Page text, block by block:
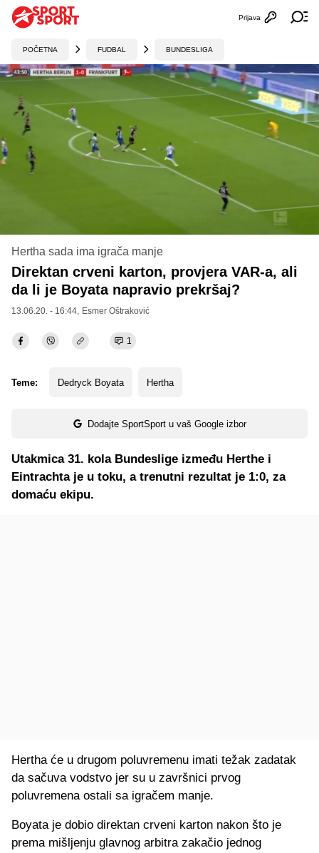
Otvori
Prijava
POČETNA FUDBAL BUNDESLIGA
Hertha sada ima igrača manje
Direktan crveni karton, provjera VAR-a, ali
da li je Boyata napravio prekršaj?
13.06.20. - 16:44, Esmer Oštraković
1
Teme: Dedryck Boyata Hertha
Dodajte SportSport u vaš Google izbor
Utakmica 31. kola Bundeslige između Herthe i
Eintrachta je u toku, a trenutni rezultat je 1:0, za
domaću ekipu.
Hertha će u drugom poluvremenu imati težak zadatak
da sačuva vodstvo jer su u završnici prvog
poluvremena ostali sa igračem manje.
Boyata je dobio direktan crveni karton nakon što je
prema mišljenju glavnog arbitra zakačio jednog